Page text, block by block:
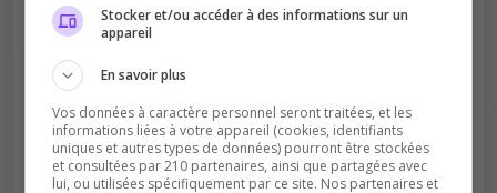
Votre vote aide le serveur à monter dans le
Stocker et/ou accéder à des informations sur un
appareil
En savoir plus
Vos données à caractère personnel seront traitées, et les
informations liées à votre appareil (cookies, identifiants
uniques et autres types de données) pourront être stockées
et consultées par 210 partenaires, ainsi que partagées avec
lui, ou utilisées spécifiquement par ce site. Nos partenaires et